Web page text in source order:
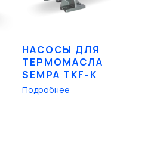
НАСОСЫ ДЛЯ
ТЕРМОМАСЛА
SEMPA TKF-K
Подробнее